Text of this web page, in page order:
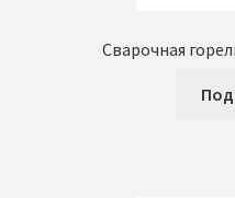
Сварочная